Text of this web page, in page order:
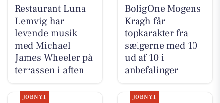
Restaurant Luna
Lemvig har
levende musik
med Michael
James Wheeler på
terrassen i aften
BoligOne Mogens
Kragh får
topkarakter fra
sælgerne med 10
ud af 10 i
anbefalinger
JOBNYT JOBNYT